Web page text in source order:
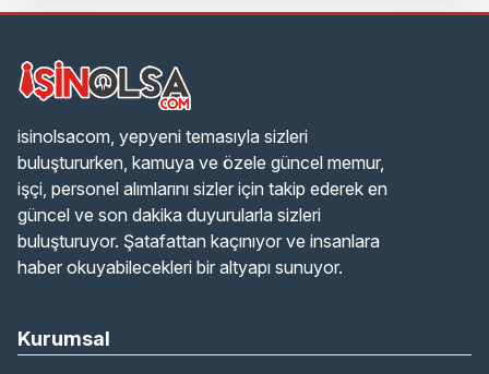
isinolsacom, yepyeni temasıyla sizleri
buluştururken, kamuya ve özele güncel memur,
işçi, personel alımlarını sizler için takip ederek en
güncel ve son dakika duyurularla sizleri
buluşturuyor. Şatafattan kaçınıyor ve insanlara
haber okuyabilecekleri bir altyapı sunuyor.
Kurumsal